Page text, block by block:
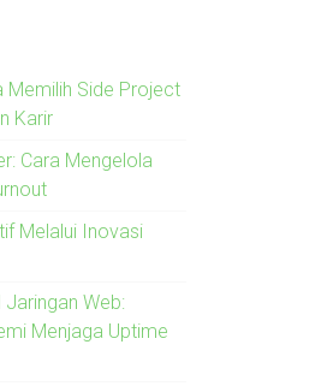
Memilih Side Project
Karir
Cara Mengelola
Melalui Inovasi
Web:
Menjaga Uptime